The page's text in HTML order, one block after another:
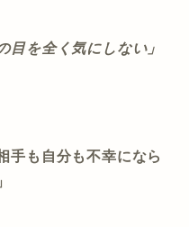
目を全く気にしない」
手も自分も不幸になら